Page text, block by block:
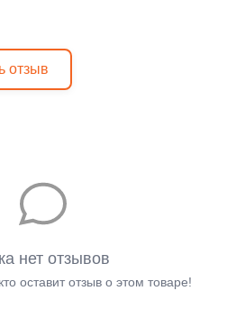
отзыв
нет отзывов
оставит отзыв о этом товаре!